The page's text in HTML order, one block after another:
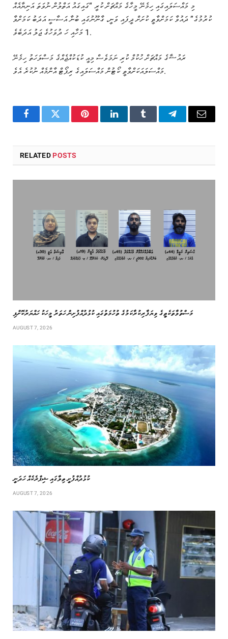
މި މައްސަލައިގައި ހިމެނޭ މީހާގެ މައްޗަށް ކުރީ “ގައިގައު އަތްލުން ނުވަތަ އަނިޔާއެއް
ކުރުމުގެ” ދައުވާ ކަމަށްވާތީ ކުށަށް ދީފައި ވަނީ، ގާނޫނުގައި ބުނާ އަސާސީ އަދަބު ކަމަށްވާ
1 މަހާއި ހަ ދުވަހުގެ ޖަލު އަދަބެވެ.
ރައުޟާގެ މައްޗަށް ހުކުމް ކުރި ނަމަވެސް މިއީ ކުޑަކުއްޖެއްގެ މަސްލަހަތު ހިމެނޭ
މައްސަލައަކަށްވާތީ ކޯޓުން މައްސަލައިގެ ރިޕޯޓް އާންމެއް ނުކުރެ އެވެ.
FacebookTwitter PinterestLinkedInTumblr TelegramEmail
RELATED POSTS
މަސްތުވާތަކެތީގެ ވިޔަފާރިކުރާކަމުގެ ތުހުމަތުގައި ކުޅުދުއްފުށިން ހަތަރު މީހަކު ހައްޔަރުކޮށްފި
AUGUST 7, 2026
ކުޅުދުއްފުށީ ތިލާގައި ޝިޕްރެކެއް ހަދަނީ
AUGUST 7, 2026